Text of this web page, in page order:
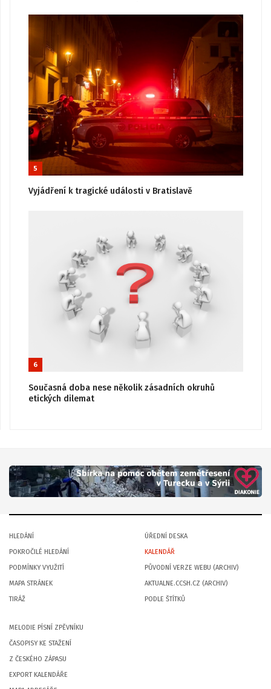
5
Vyjádření k tragické události v Bratislavě
6
Současná doba nese několik zásadních okruhů
etických dilemat
HLEDÁNÍ
POKROČILÉ HLEDÁNÍ
PODMÍNKY VYUŽITÍ
MAPA STRÁNEK
TIRÁŽ
ÚŘEDNÍ DESKA
KALENDÁŘ
PŮVODNÍ VERZE WEBU (ARCHIV)
AKTUALNE.CCSH.CZ (ARCHIV)
PODLE ŠTÍTKŮ
MELODIE PÍSNÍ ZPĚVNÍKU
ČASOPISY KE STAŽENÍ
Z ČESKÉHO ZÁPASU
EXPORT KALENDÁŘE